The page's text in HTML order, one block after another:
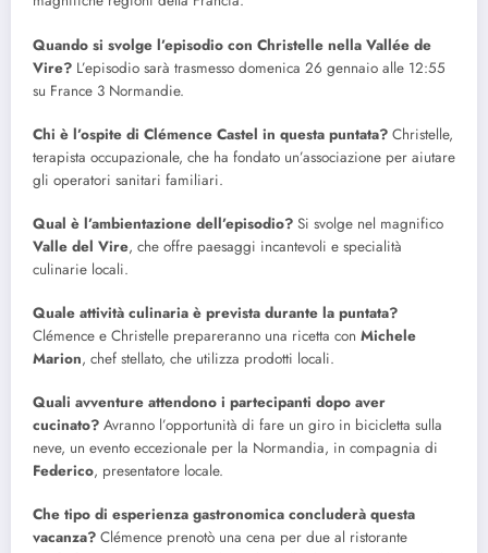
Quando si svolge l’episodio con Christelle nella Vallée de
Vire? L’episodio sarà trasmesso domenica 26 gennaio alle 12:55
su France 3 Normandie.
Chi è l’ospite di Clémence Castel in questa puntata? Christelle,
terapista occupazionale, che ha fondato un’associazione per aiutare
gli operatori sanitari familiari.
Qual è l’ambientazione dell’episodio? Si svolge nel magnifico
Valle del Vire, che offre paesaggi incantevoli e specialità
culinarie locali.
Quale attività culinaria è prevista durante la puntata?
Clémence e Christelle prepareranno una ricetta con Michele
Marion, chef stellato, che utilizza prodotti locali.
Quali avventure attendono i partecipanti dopo aver
cucinato? Avranno l’opportunità di fare un giro in bicicletta sulla
neve, un evento eccezionale per la Normandia, in compagnia di
Federico, presentatore locale.
Che tipo di esperienza gastronomica concluderà questa
vacanza? Clémence prenotò una cena per due al ristorante